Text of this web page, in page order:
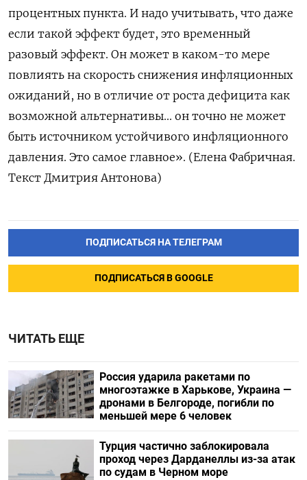
процентных пункта. И надо учитывать, что даже
если такой эффект будет, это временный
разовый эффект. Он может в каком-то мере
повлиять на скорость снижения инфляционных
ожиданий, но в отличие от роста дефицита как
возможной альтернативы... он точно не может
быть источником устойчивого инфляционного
давления. Это самое главное». (Елена Фабричная.
Текст Дмитрия Антонова)
ПОДПИСАТЬСЯ НА ТЕЛЕГРАМ
ПОДПИСАТЬСЯ В GOOGLE
ЧИТАТЬ ЕЩЕ
Россия ударила ракетами по
многоэтажке в Харькове, Украина —
дронами в Белгороде, погибли по
меньшей мере 6 человек
Турция частично заблокировала
проход через Дарданеллы из-за атак
по судам в Черном море